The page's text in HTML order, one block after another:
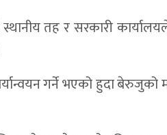
तह र सरकारी
गर्ने भएको हुदा बेरुजुको